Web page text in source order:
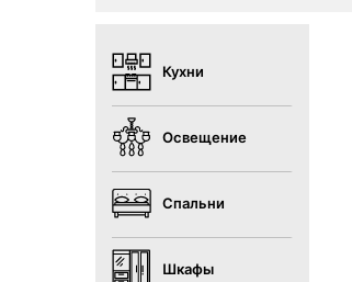
Кухни
Освещение
Спальни
Шкафы